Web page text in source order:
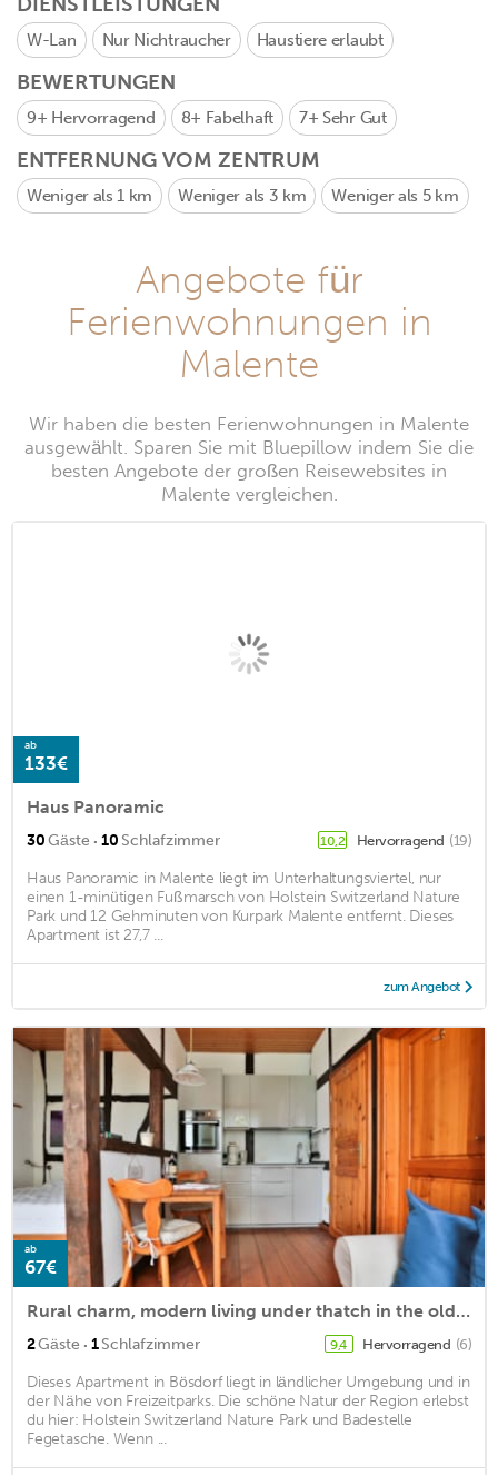
W-Lan Nur Nichtraucher Haustiere erlaubt
BEWERTUNGEN
9+ Hervorragend 8+ Fabelhaft 7+ Sehr Gut
ENTFERNUNG VOM ZENTRUM
Weniger als 1 km Weniger als 3 km Weniger als 5 km
Angebote für
Ferienwohnungen in
Malente
Wir haben die besten Ferienwohnungen in Malente
ausgewählt. Sparen Sie mit Bluepillow indem Sie die
besten Angebote der großen Reisewebsites in
Malente vergleichen.
ab
133€
Haus Panoramic
30Gäste · 10 Schlafzimmer 10,2 Hervorragend (19)
Haus Panoramic in Malente liegt im Unterhaltungsviertel, nur
einen 1-minütigen Fußmarsch von Holstein Switzerland Nature
Park und 12 Gehminuten von Kurpark Malente entfernt. Dieses
Apartment ist 27,7 ...
zum Angebot
ab
67€
Rural charm, modern living under thatch in the old farmhouse
2Gäste · 1Schlafzimmer 9,4 Hervorragend (6)
Dieses Apartment in Bösdorf liegt in ländlicher Umgebung und in
der Nähe von Freizeitparks. Die schöne Natur der Region erlebst
du hier: Holstein Switzerland Nature Park und Badestelle
Fegetasche. Wenn ...